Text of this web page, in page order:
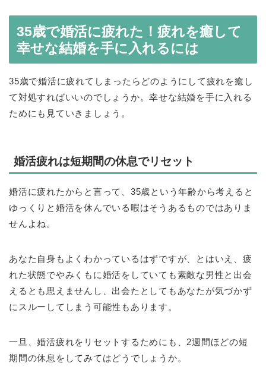
35歳で婚活に疲れた！疲れを癒して
幸せな結婚を手に入れるには
35歳で婚活に疲れてしまったらどのようにして疲れを癒し
て対処すればいいのでしょうか。幸せな結婚を手に入れる
ためにも見ていきましょう。
婚活疲れは短期間の休息でリセット
婚活に疲れたからと言って、35歳という年齢から考えると
ゆっくりと婚活を休んでいる暇はそうあるものではありま
せんよね。
あなた自身もよくわかっているはずですが、とはいえ、疲
れた状態でやみくもに婚活をしていても素敵な男性と出会
えるとも思えませんし、出会たとしてもあなたが気づかず
にスルーしてしまう可能性もあります。
一旦、婚活疲れをリセットするためにも、2週間ほどの短
期間の休息をしてみてはどうでしょうか。